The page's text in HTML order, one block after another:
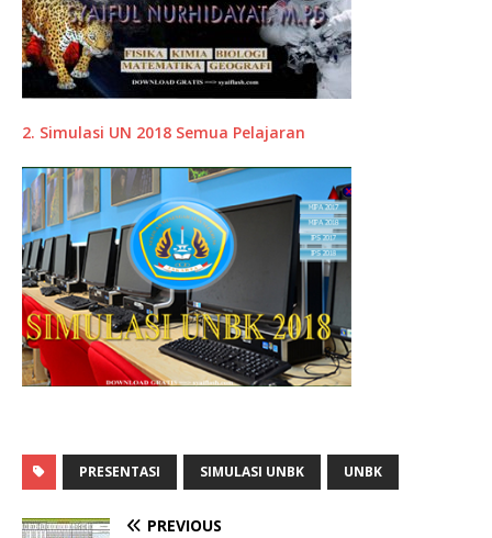
2. Simulasi UN 2018 Semua Pelajaran
PRESENTASI SIMULASI UNBK UNBK
PREVIOUS